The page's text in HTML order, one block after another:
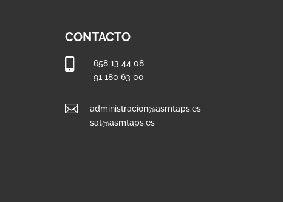
CONTACTO
658 13 44 08
91 180 63 00

administracion@asmtaps.es
sat@asmtaps.es